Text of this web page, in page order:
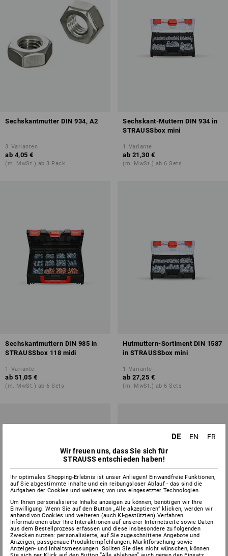
Sechskantmutter DIN 934, A2
3 Varianten
ab 4,05 €
(m. MwSt.) ab 3 Pack
Sechskant-Muttern DIN 934 in
STRAUSSbox mini
1 Variante
ab 21,30 €
(m. MwSt.) ab 6 Sets
Sechskantmuttern DIN 985 in
STRAUSSbox 118 midi
1 Variante
ab 51,05 €
(m. MwSt.) ab 6 Sets
Hutmuttern-Sortiment DIN 1587
in STRAUSSbox mini
1 Variante
ab 27,25 €
(m. MwSt.) ab 6 Sets
DE EN
FR
Wir freuen uns, dass Sie sich für
STRAUSS entschieden haben!
Ihr optimales Shopping-Erlebnis ist unser Anliegen! Einwandfreie Funktionen,
auf Sie abgestimmte Inhalte und ein reibungsloser Ablauf - das sind die
Aufgaben der Cookies und weiterer, von uns eingesetzter Technologien.
Um Ihnen personalisierte Inhalte anzeigen zu können, benötigen wir Ihre
Einwilligung. Wenn Sie auf den Button „Alle akzeptieren“ klicken, werden wir
anhand von Cookies und weiteren (auch KI-gestützten) Verfahren
Informationen über Ihre Interaktionen auf unserer Internetseite sowie Daten
aus dem Bestellprozess erfassen und diese insbesondere zu folgenden
Zwecken nutzen: personalisierte, auf Sie zugeschnittene Angebote und
Anzeigen, passgenaue Produktempfehlungen, Marktforschung sowie
Anzeigen- und Inhaltsmessungen. Sollten Sie dies nicht wünschen, können